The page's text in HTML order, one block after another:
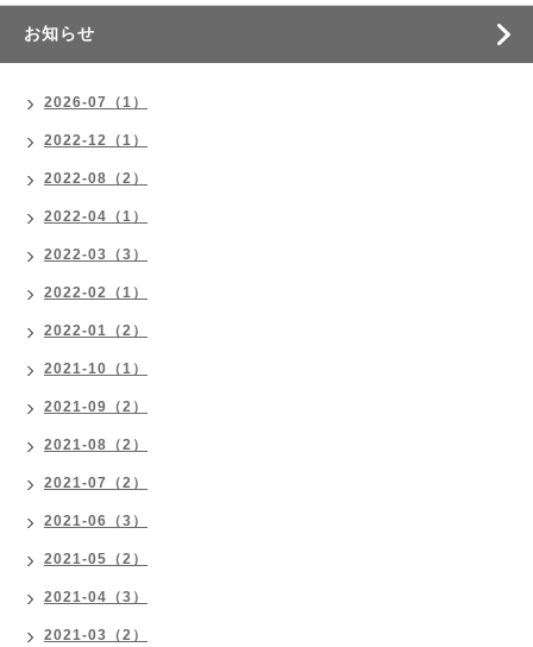
お知らせ
2026-07（1）
2022-12（1）
2022-08（2）
2022-04（1）
2022-03（3）
2022-02（1）
2022-01（2）
2021-10（1）
2021-09（2）
2021-08（2）
2021-07（2）
2021-06（3）
2021-05（2）
2021-04（3）
2021-03（2）